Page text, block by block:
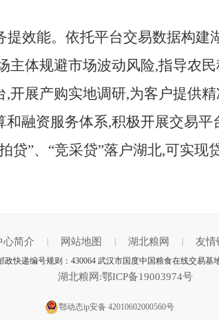
提效能。依托平台交易数据构
主体规避市场波动风险,指导农
,开展产购实地调研,为客户提供
和融资服务体系,积极开展交易
贷”、“竞采贷”落户湖北,可实
心简介 网站地图 湖北粮网 友情
快递编号规则：430064 武汉市国度中国粮食在线交易基
湖北粮网:鄂ICP备19003974号
鄂动态ip安备 42010602000560号